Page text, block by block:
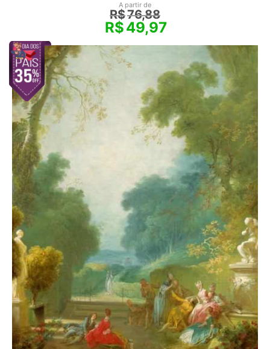
A partir de
R$76,88
R$49,97